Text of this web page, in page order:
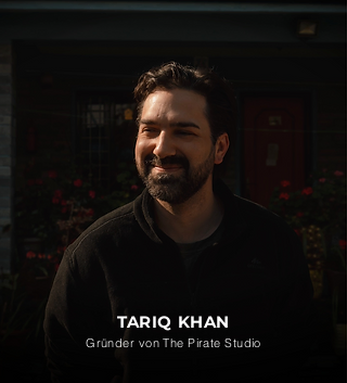
TARIQ KHAN
Gründer von The Pirate Studio